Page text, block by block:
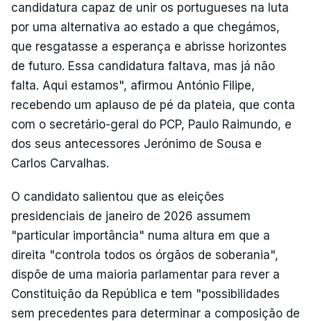
candidatura capaz de unir os portugueses na luta
por uma alternativa ao estado a que chegámos,
que resgatasse a esperança e abrisse horizontes
de futuro. Essa candidatura faltava, mas já não
falta. Aqui estamos", afirmou António Filipe,
recebendo um aplauso de pé da plateia, que conta
com o secretário-geral do PCP, Paulo Raimundo, e
dos seus antecessores Jerónimo de Sousa e
Carlos Carvalhas.
O candidato salientou que as eleições
presidenciais de janeiro de 2026 assumem
"particular importância" numa altura em que a
direita "controla todos os órgãos de soberania",
dispõe de uma maioria parlamentar para rever a
Constituição da República e tem "possibilidades
sem precedentes para determinar a composição de